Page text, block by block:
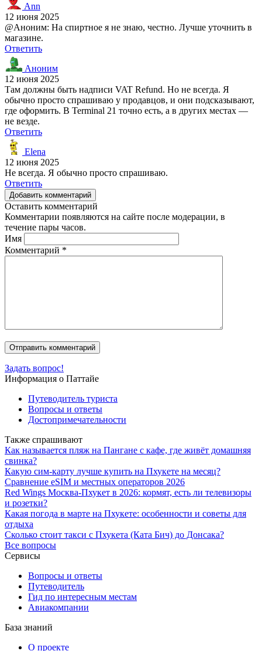
Ann
12 июня 2025
@Аноним: На спиртное я не знаю, честно. Лучше уточнить в
магазине.
Ответить
Аноним
12 июня 2025
Там должны быть надписи VAT Refund. Но не всегда. Я
обычно просто спрашиваю у продавцов, и они подсказывают,
где оформить. В Terminal 21 точно есть, а в других местах —
не везде.
Ответить
Elena
12 июня 2025
Не всегда. Я обычно просто спрашиваю.
Ответить
Добавить комментарий
Оставить комментарий
Комментарии появляются на сайте после модерации, в
течение пары часов.
Имя
Комментарий *
Задать вопрос!
Информация о Паттайе
Путеводитель туриста
Вопросы и ответы
Достопримечательности
Также спрашивают
Как называется пляж на Пангане с кафе, где живёт домашняя
свинка?
Какую сим-карту лучше купить на Пхукете на месяц?
Сравнение eSIM и местных операторов 2026
Red Wings Москва-Пхукет в 2026: кормят, есть ли телевизоры
и розетки?
Какая погода в марте на Пхукете: особенности и советы для
отдыха
Сколько стоит такси с Пхукета (Ката Бич) до Донсака?
Все вопросы
Сервисы
Вопросы и ответы
Путеводитель
Гид по интересным местам
Авиакомпании
База знаний
О проекте